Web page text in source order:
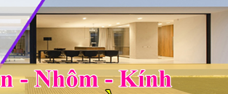
người nước ngoài nhất định phải ghé thăm... 03/08/2026
đến thành phố Hồ Chí Minh du lịch... 28/07/2026
nước ngoài và quy định mới liên quan... 22/07/2026